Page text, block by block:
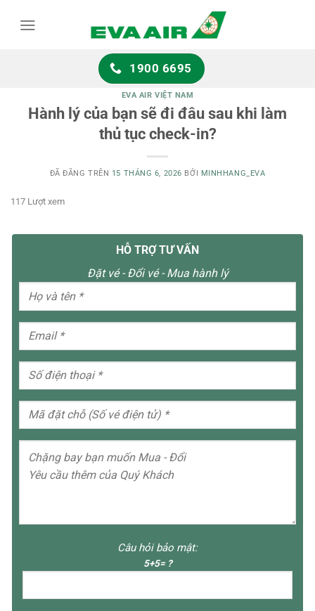
1900 6695
EVA AIR VIỆT NAM
Hành lý của bạn sẽ đi đâu sau khi làm
thủ tục check-in?
ĐÃ ĐĂNG TRÊN 15 THÁNG 6, 2026 BỞI MINHHANG_EVA
117 Lượt xem
HỖ TRỢ TƯ VẤN
Đặt vé - Đổi vé - Mua hành lý
Câu hỏi bảo mật:
5+5= ?